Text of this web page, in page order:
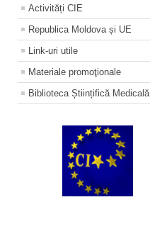
Activități CIE
Republica Moldova și UE
Link-uri utile
Materiale promoţionale
Biblioteca Științifică Medicală